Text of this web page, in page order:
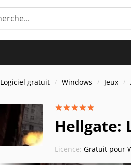
Logiciel gratuit Windows Jeux
Hellgate:
Licence: Gratuit pour